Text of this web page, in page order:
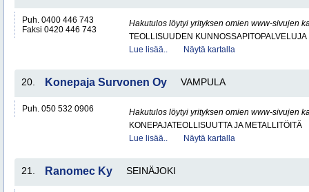
Puh. 0400 446 743
Faksi 0420 446 743
Hakutulos löytyi yrityksen omien www-sivujen
TEOLLISUUDEN KUNNOSSAPITOPALVELUJA
Lue lisää..
Näytä kartalla
20. Konepaja Survonen Oy VAMPULA
Puh. 050 532 0906
Hakutulos löytyi yrityksen omien www-sivujen
KONEPAJATEOLLISUUTTA JA METALLITÖITÄ
Lue lisää..
Näytä kartalla
21. Ranomec Ky SEINÄJOKI